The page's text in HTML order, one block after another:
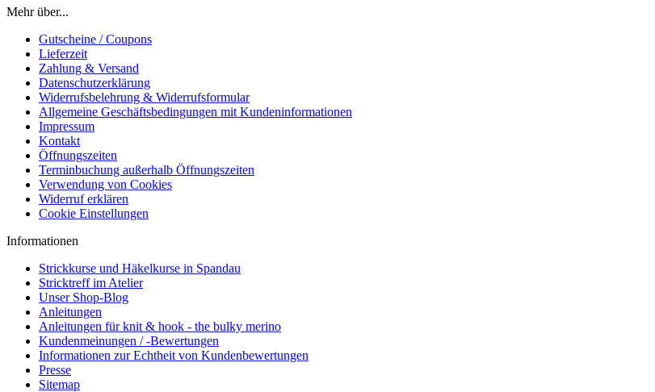
Mehr über...
Gutscheine / Coupons
Lieferzeit
Zahlung & Versand
Datenschutzerklärung
Widerrufsbelehrung & Widerrufsformular
Allgemeine Geschäftsbedingungen mit Kundeninformationen
Impressum
Kontakt
Öffnungszeiten
Terminbuchung außerhalb Öffnungszeiten
Verwendung von Cookies
Widerruf erklären
Cookie Einstellungen
Informationen
Strickkurse und Häkelkurse in Spandau
Stricktreff im Atelier
Unser Shop-Blog
Anleitungen
Anleitungen für knit & hook - the bulky merino
Kundenmeinungen / -Bewertungen
Informationen zur Echtheit von Kundenbewertungen
Presse
Sitemap